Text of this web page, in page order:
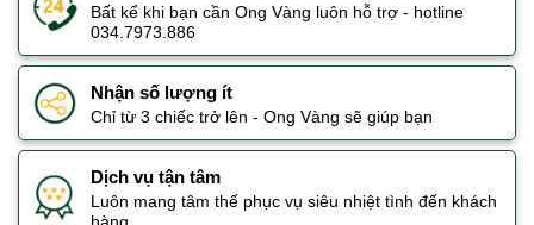
Bất kể khi bạn cần Ong Vàng luôn hỗ trợ - hotline
034.7973.886
Nhận số lượng ít
Chỉ từ 3 chiếc trở lên - Ong Vàng sẽ giúp bạn
Dịch vụ tận tâm
Luôn mang tâm thế phục vụ siêu nhiệt tình đến khách